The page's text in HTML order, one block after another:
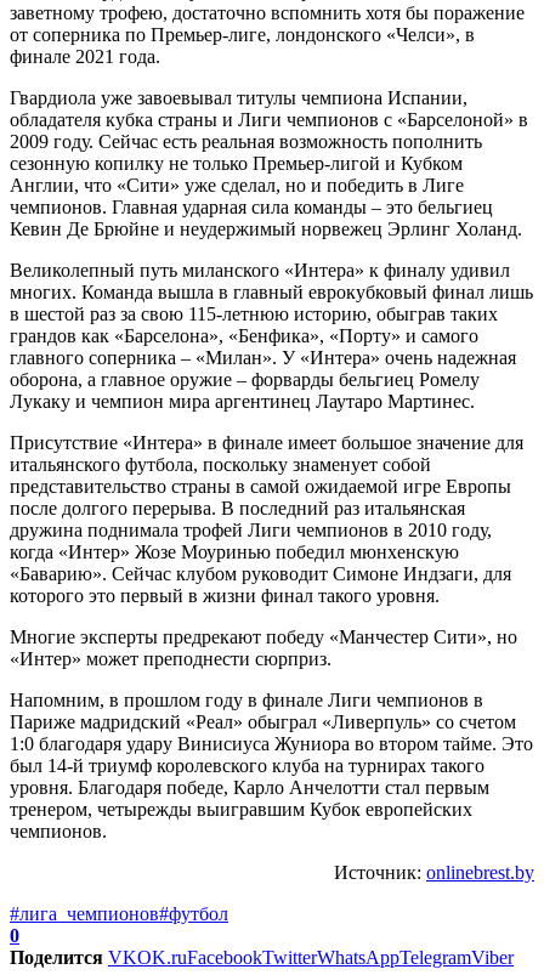
заветному трофею, достаточно вспомнить хотя бы поражение
от соперника по Премьер-лиге, лондонского «Челси», в
финале 2021 года.
Гвардиола уже завоевывал титулы чемпиона Испании,
обладателя кубка страны и Лиги чемпионов с «Барселоной» в
2009 году. Сейчас есть реальная возможность пополнить
сезонную копилку не только Премьер-лигой и Кубком
Англии, что «Сити» уже сделал, но и победить в Лиге
чемпионов. Главная ударная сила команды – это бельгиец
Кевин Де Брюйне и неудержимый норвежец Эрлинг Холанд.
Великолепный путь миланского «Интера» к финалу удивил
многих. Команда вышла в главный еврокубковый финал лишь
в шестой раз за свою 115-летнюю историю, обыграв таких
грандов как «Барселона», «Бенфика», «Порту» и самого
главного соперника – «Милан». У «Интера» очень надежная
оборона, а главное оружие – форварды бельгиец Ромелу
Лукаку и чемпион мира аргентинец Лаутаро Мартинес.
Присутствие «Интера» в финале имеет большое значение для
итальянского футбола, поскольку знаменует собой
представительство страны в самой ожидаемой игре Европы
после долгого перерыва. В последний раз итальянская
дружина поднимала трофей Лиги чемпионов в 2010 году,
когда «Интер» Жозе Моуринью победил мюнхенскую
«Баварию». Сейчас клубом руководит Симоне Индзаги, для
которого это первый в жизни финал такого уровня.
Многие эксперты предрекают победу «Манчестер Сити», но
«Интер» может преподнести сюрприз.
Напомним, в прошлом году в финале Лиги чемпионов в
Париже мадридский «Реал» обыграл «Ливерпуль» со счетом
1:0 благодаря удару Винисиуса Жуниора во втором тайме. Это
был 14-й триумф королевского клуба на турнирах такого
уровня. Благодаря победе, Карло Анчелотти стал первым
тренером, четырежды выигравшим Кубок европейских
чемпионов.
Источник: onlinebrest.by
#лига_чемпионов#футбол
0
Поделится VKOK.ruFacebookTwitterWhatsAppTelegramViber